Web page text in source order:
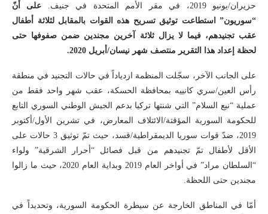
حزيران/يونيو 2019، في مقر الأمم المتحدة في جنيف.
على أنّ
“سوريون” استطاعت توثيق تسريح هذه القوات بالمقابل لثلاثة أطفال
عقب تجنيدهم، فيما لا يزال ثلاثة آخرين مجندين ضمن صفوفها حتى
لحظة إعداد هذا التقرير منتصف شهر نيسان/أبريل 2020.
على الجانب الآخر، سجّلت المنظمة ازدياداً في حالات التجنيد في منطقة
رأس العين/سري كانييه بمحافظة الحسكة، عقب شهر واحد فقط من
عملية “نبع السلام” التي شنتها تركيا بدعم الجيش الوطني السوري التابع
للحكومة السورية المؤقتة/الائتلاف المعارض، في تشرين الأول/أكتوبر
2019، ضدّ قوات سوريا الديمقراطية/قسد، حيث تمّ توثيق 3 حالات على
الأقل لأطفال تمّ تجنيدهم من قبل فصائل “أحرار الشرقية” ولواء
“السلطان مراد” في أواخر العام 2019 وبداية العام 2020، حيث ما زالوا
مجندين حتى اللحظة.
أمّا في المناطق الخارجة عن سيطرة الحكومة السورية، وتحديداً في